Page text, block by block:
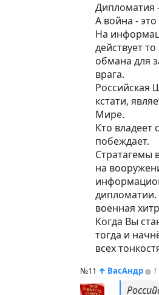
Дипломатия
А война -
На
действует
обмана для
врага.
Российская
кстати,
Мире.
Кто владеет
побеждает.
Стратагемы
на
дипломатии.
военная
Когда Вы
тогда и
всех
№11 ↑ ВасАндр